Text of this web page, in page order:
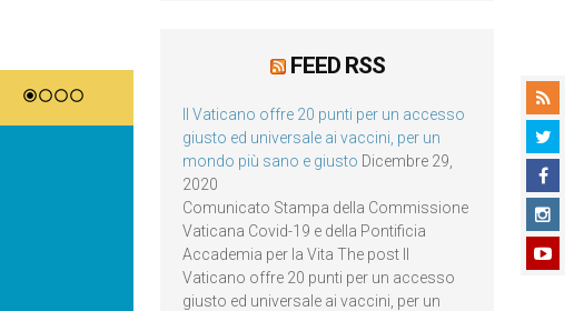
FEED RSS
Il Vaticano offre 20 punti per un accesso
giusto ed universale ai vaccini, per un
mondo più sano e giusto Dicembre 29,
2020
Comunicato Stampa della Commissione
Vaticana Covid-19 e della Pontificia
Accademia per la Vita The post Il
Vaticano offre 20 punti per un accesso
giusto ed universale ai vaccini, per un